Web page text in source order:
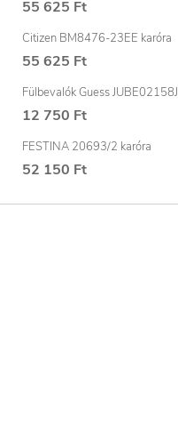
55 625 Ft
Citizen BM8476-23EE karóra
55 625 Ft
Fülbevalók Guess
12 750 Ft
FESTINA 20693/2 karóra
52 150 Ft